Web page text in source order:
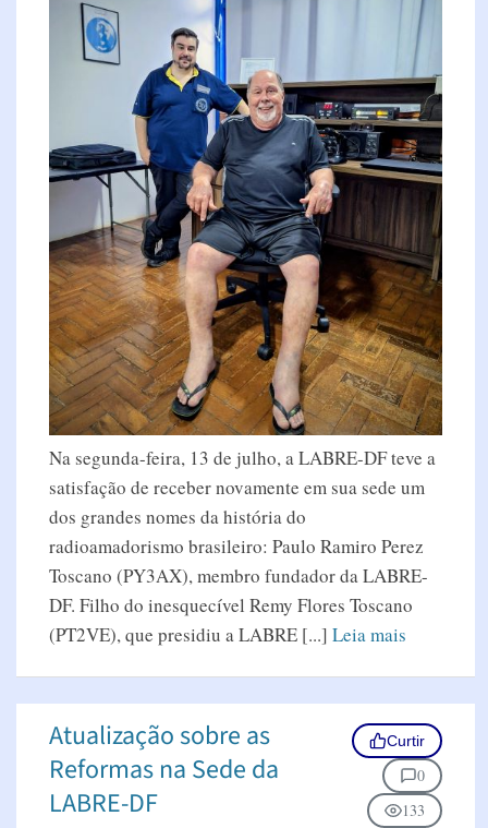
Na segunda-feira, 13 de julho, a LABRE-DF teve a
satisfação de receber novamente em sua sede um
dos grandes nomes da história do
radioamadorismo brasileiro: Paulo Ramiro Perez
Toscano (PY3AX), membro fundador da LABRE-
DF. Filho do inesquecível Remy Flores Toscano
(PT2VE), que presidiu a LABRE [...] Leia mais
Atualização sobre as
Reformas na Sede da
LABRE-DF
Curtir
0
133